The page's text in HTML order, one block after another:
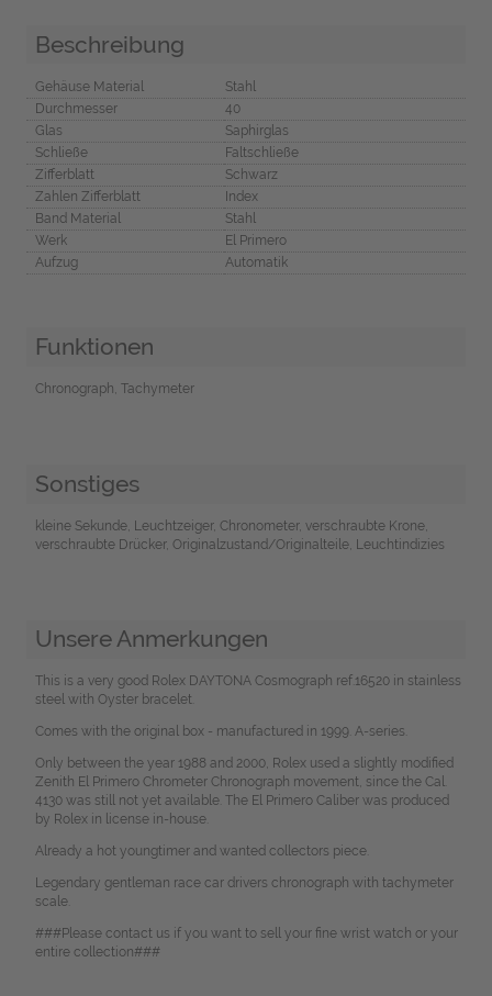
Beschreibung
Gehäuse Material
Stahl
Durchmesser
40
Glas
Saphirglas
Schließe
Faltschließe
Zifferblatt
Schwarz
Zahlen Zifferblatt
Index
Band Material
Stahl
Werk
El Primero
Aufzug
Automatik
Funktionen
Chronograph, Tachymeter
Sonstiges
kleine Sekunde, Leuchtzeiger, Chronometer, verschraubte Krone,
verschraubte Drücker, Originalzustand/Originalteile, Leuchtindizies
Unsere Anmerkungen
This is a very good Rolex DAYTONA Cosmograph ref.16520 in stainless
steel with Oyster bracelet.
Comes with the original box - manufactured in 1999. A-series.
Only between the year 1988 and 2000, Rolex used a slightly modified
Zenith El Primero Chrometer Chronograph movement, since the Cal.
4130 was still not yet available. The El Primero Caliber was produced
by Rolex in license in-house.
Already a hot youngtimer and wanted collectors piece.
Legendary gentleman race car drivers chronograph with tachymeter
scale.
###Please contact us if you want to sell your fine wrist watch or your
entire collection###